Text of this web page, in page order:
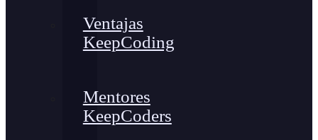
Ventajas
KeepCoding
Mentores
KeepCoders